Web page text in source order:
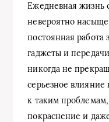
Ежедневная жизнь
невероятно
постоянная
гаджеты и
никогда не
серьезное влияние
к таким проблемам,
покраснение и